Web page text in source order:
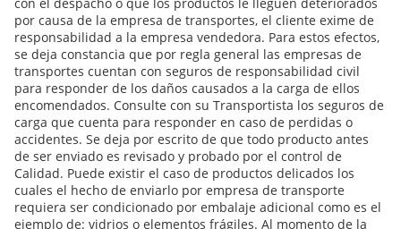
por causa de la empresa de transportes, el cliente exime de
responsabilidad a la empresa vendedora. Para estos efectos,
se deja constancia que por regla general las empresas de
transportes cuentan con seguros de responsabilidad civil
para responder de los daños causados a la carga de ellos
encomendados. Consulte con su Transportista los seguros de
carga que cuenta para responder en caso de perdidas o
accidentes. Se deja por escrito de que todo producto antes
de ser enviado es revisado y probado por el control de
Calidad. Puede existir el caso de productos delicados los
cuales el hecho de enviarlo por empresa de transporte
requiera ser condicionado por embalaje adicional como es el
ejemplo de: vidrios o elementos frágiles. Al momento de la